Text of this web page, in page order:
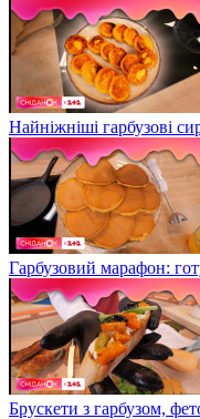
Найніжніші гарбузові
Гарбузовий марафон:
Брускети з гарбузом,